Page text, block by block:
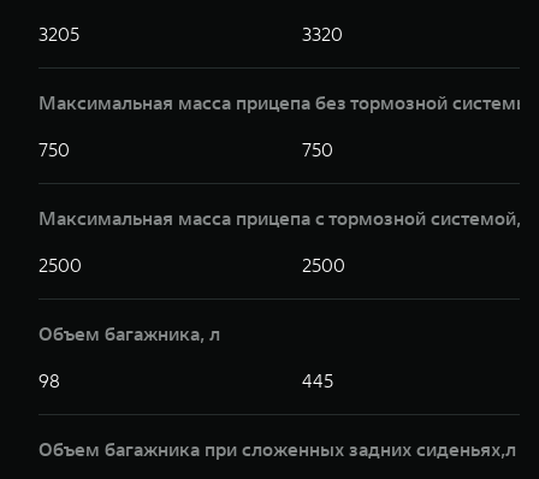
3205 3320
Максимальная масса прицепа без тормозной
750 750
Максимальная масса прицепа с тормозной системой,кг
2500 2500
Объем багажника, л
98 445
Объем багажника при сложенных задних сиденьях,л